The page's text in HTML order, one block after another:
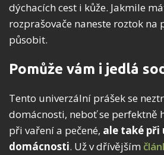
dýchacích cest i kůže. Jakmile
rozprašovače naneste roztok na
působit.
Pomůže vám i jedlá
Tento univerzální prášek se
domácnosti, neboť se perfektně
při vaření a pečené, ale také při
domácnosti. Už v dřívějším